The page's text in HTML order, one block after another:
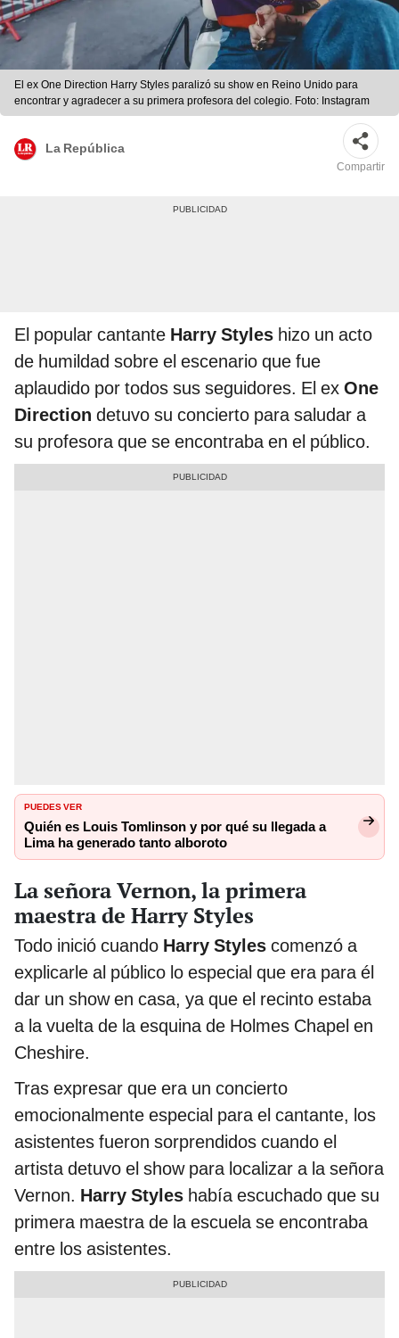
El ex One Direction Harry Styles paralizó su show en Reino Unido para
encontrar y agradecer a su primera profesora del colegio. Foto: Instagram
La República
Compartir
El popular cantante Harry Styles hizo un acto
de humildad sobre el escenario que fue
aplaudido por todos sus seguidores. El ex One
Direction detuvo su concierto para saludar a
su profesora que se encontraba en el público.
PUEDES VER
Quién es Louis Tomlinson y por qué su llegada a
Lima ha generado tanto alboroto
La señora Vernon, la primera
maestra de Harry Styles
Todo inició cuando Harry Styles comenzó a
explicarle al público lo especial que era para él
dar un show en casa, ya que el recinto estaba
a la vuelta de la esquina de Holmes Chapel en
Cheshire.
Tras expresar que era un concierto
emocionalmente especial para el cantante, los
asistentes fueron sorprendidos cuando el
artista detuvo el show para localizar a la señora
Vernon. Harry Styles había escuchado que su
primera maestra de la escuela se encontraba
entre los asistentes.